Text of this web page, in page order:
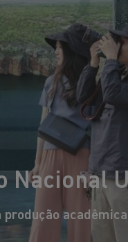
Nacional
produção
Souto de Moura